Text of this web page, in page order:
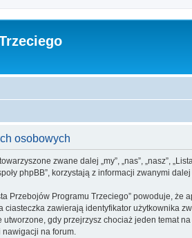
osobowych
zwane dalej „my”, „nas”, „nasz”,
phpBB”, korzystają z informacji zwanymi
Przebojów Programu Trzeciego” powoduje, że
zawierają identyfikator użytkownika
gdy przejrzysz chociaż jeden temat
nawigacji na forum.